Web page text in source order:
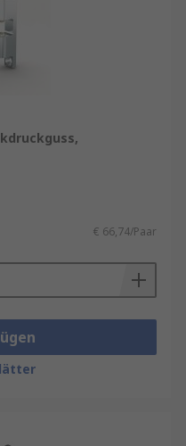
€ 66,74/Paar